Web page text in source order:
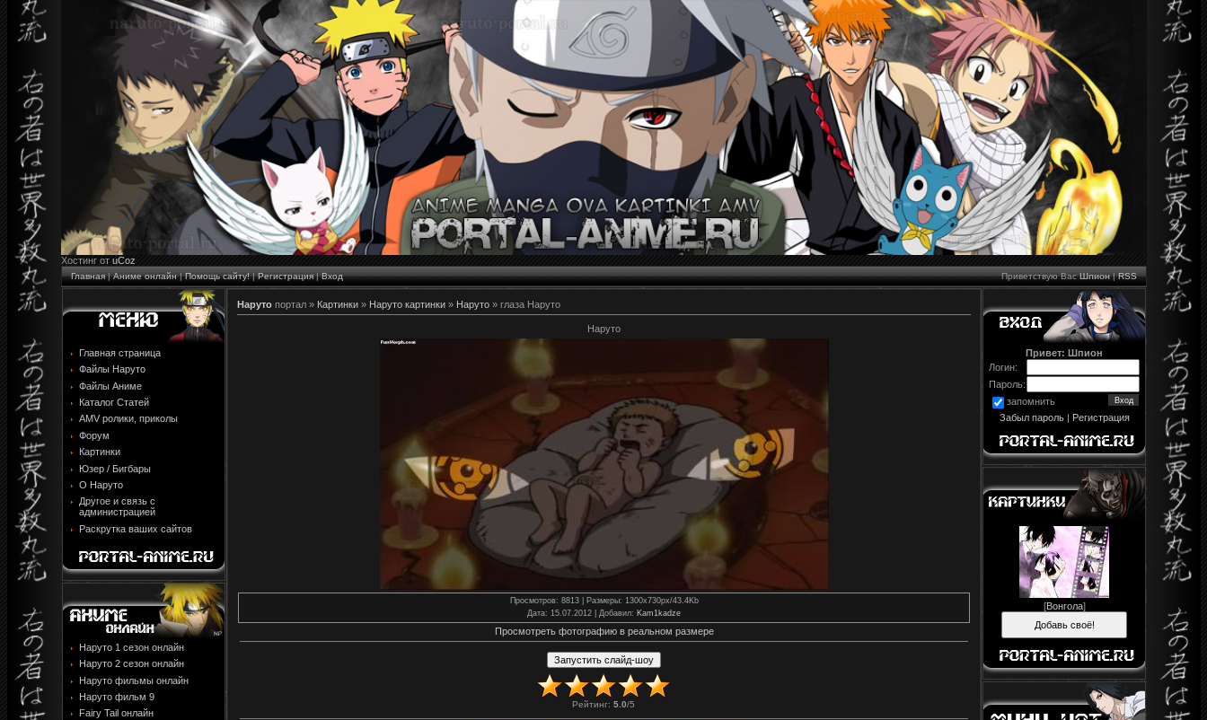
Хостинг от uCoz
Главная|Аниме онлайн|Помощь сайту!|Регистрация|Вход Приветствую Вас Шпион|RSS
Главная страница
Файлы Наруто
Файлы Аниме
Каталог Статей
AMV ролики, приколы
Форум
Картинки
Юзер / Бигбары
О Наруто
Другое и связь с
администрацией
Раскрутка ваших сайтов
Наруто 1 сезон онлайн
Наруто 2 сезон онлайн
Наруто фильмы онлайн
Наруто фильм 9
Fairy Tail онлайн
Наруто портал » Картинки » Наруто картинки » Наруто » глаза Наруто
Наруто
Просмотров: 8813 | Размеры: 1300x730px/43.4Kb
Дата: 15.07.2012 | Добавил: Kam1kadze
Просмотреть фотографию в реальном размере
Рейтинг: 5.0/5
Привет: Шпион
Логин:
Пароль:
запомнить
Забыл пароль| Регистрация
[Вонгола]